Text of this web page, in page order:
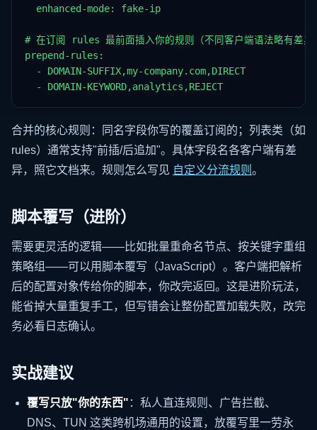
  enhanced-mode: fake-ip
# 在订阅 rules 最前面插入你的规则（不同客户端语法略有差异
prepend-rules:
  - DOMAIN-SUFFIX,my-company.com,DIRECT
  - DOMAIN-KEYWORD,analytics,REJECT
合并的核心规则：同名字段你写的覆盖订阅的；列表类（如
rules）通常支持"前插/后追加"。具体字段名各客户端有差
异，照它文档来。规则怎么写见 自定义分流规则 。
脚本覆写（进阶）
需要更灵活的逻辑——比如批量重命名节点、按关键字重组
策略组——可以用脚本覆写（JavaScript）。客户端把解析
后的配置对象传给你的脚本，你改完返回。这是进阶玩法，
能省掉大量重复手工，但写错会让整份配置加载失败，改完
务必看日志确认。
实战建议
覆写只放"你的东西" ：私人直连规则、广告拦截、
DNS、TUN 这类跨机场通用的设置，放覆写里一劳永